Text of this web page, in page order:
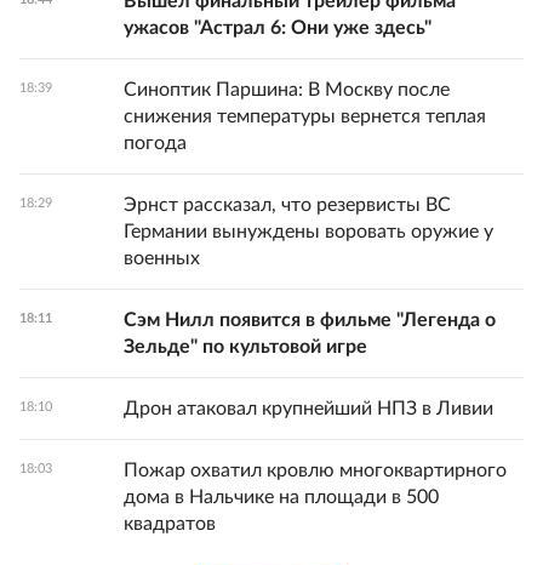
ужасов "Астрал 6: Они уже здесь"
18:39
Синоптик Паршина: В Москву после
снижения температуры вернется теплая
погода
18:29
Эрнст рассказал, что резервисты ВС
Германии вынуждены воровать оружие у
военных
18:11
Сэм Нилл появится в фильме "Легенда о
Зельде" по культовой игре
18:10 Дрон атаковал крупнейший НПЗ в Ливии
18:03
Пожар охватил кровлю многоквартирного
дома в Нальчике на площади в 500
квадратов